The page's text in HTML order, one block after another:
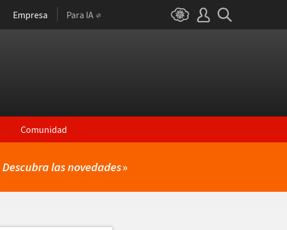
Empresa Para IA
Comunidad
Descubra las novedades»